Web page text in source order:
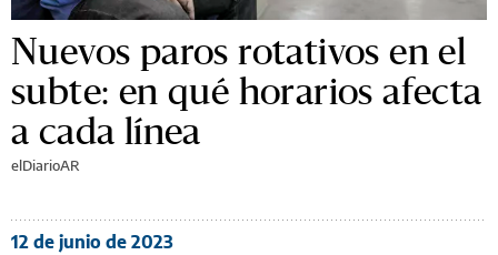
Nuevos paros rotativos en el
subte: en qué horarios afecta
a cada línea
elDiarioAR
12 de junio de 2023